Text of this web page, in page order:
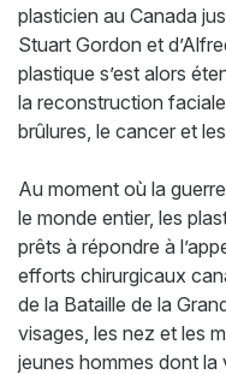
plasticien au Canada
Stuart Gordon et
plastique s’est alors
la reconstruction
brûlures, le cancer et
Au moment où la
le monde entier, les
prêts à répondre à
efforts chirurgicaux
de la Bataille de la
visages, les nez et les
jeunes hommes dont